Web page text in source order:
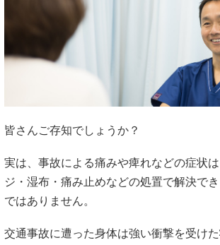
皆さんご存知でしょうか？
実は、事故による痛みや痺れなどの症状
ジ・湿布・痛み止めなどの処置で解決で
ではありません。
交通事故に遭った身体は強い衝撃を受け